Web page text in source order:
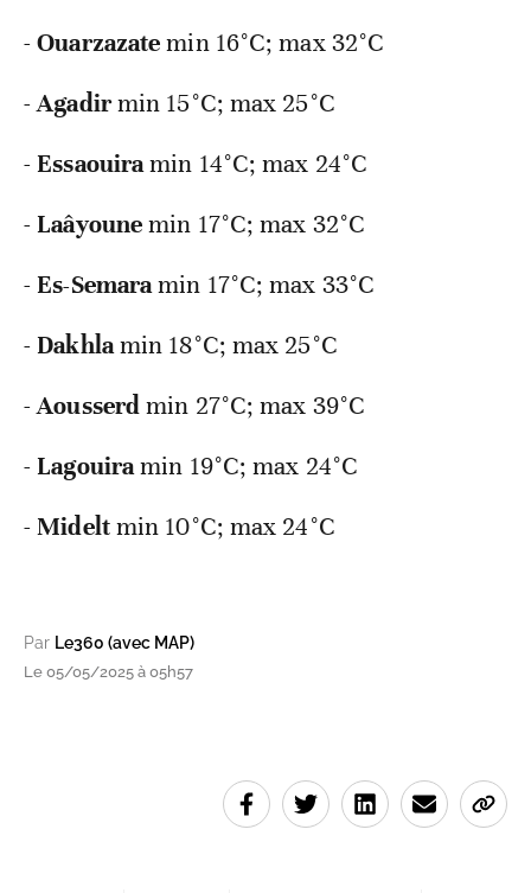
-Ouarzazatemin 16°C; max 32°C
-Agadirmin 15°C; max 25°C
-Essaouiramin 14°C; max 24°C
-Laâyounemin 17°C; max 32°C
-Es-Semaramin 17°C; max 33°C
-Dakhlamin 18°C; max 25°C
-Aousserdmin 27°C; max 39°C
-Lagouiramin 19°C; max 24°C
-Mideltmin 10°C; max 24°C
Par Le360 (avec MAP)
Le 05/05/2025 à 05h57